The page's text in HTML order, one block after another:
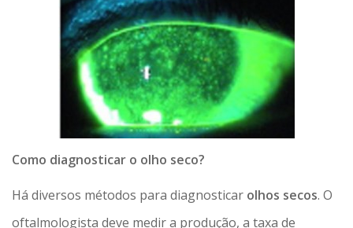
Como diagnosticar o olho seco?
Há diversos métodos para diagnosticar olhos secos. O
oftalmologista deve medir a produção, a taxa de